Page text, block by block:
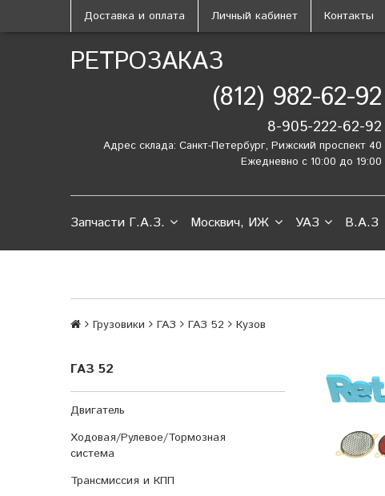
Доставка и оплата Личный кабинет Контакты
РЕТРОЗАКАЗ
(812) 982-62-92
8-905-222-62-92
Адрес склада: Санкт-Петербург, Рижский проспект 40
Ежедневно с 10:00 до 19:00
Запчасти Г.А.З. Москвич, ИЖ УАЗ В.А.З
Грузовики ГАЗ ГАЗ 52 Кузов
ГАЗ 52
Двигатель
Ходовая/Рулевое/Тормозная
система
Трансмиссия и КПП